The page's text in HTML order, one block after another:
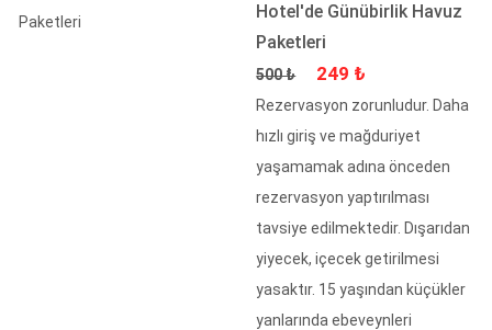
Hotel'de Günübirlik Havuz
Paketleri
Fiyat
500 ₺ İndirimli Fiyat
249 ₺
Rezervasyon zorunludur. Daha
hızlı giriş ve mağduriyet
yaşamamak adına önceden
rezervasyon yaptırılması
tavsiye edilmektedir. Dışarıdan
yiyecek, içecek getirilmesi
yasaktır. 15 yaşından küçükler
yanlarında ebeveynleri